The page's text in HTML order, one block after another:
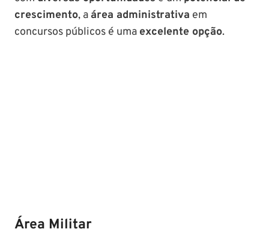
crescimento, a área administrativa em
concursos públicos é uma excelente opção.
Área Militar